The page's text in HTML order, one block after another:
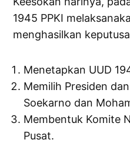
1945 PPKI
menghasilkan
Menetapkan UUD
Memilih Presiden
Soekarno dan
Membentuk Komite
Pusat.